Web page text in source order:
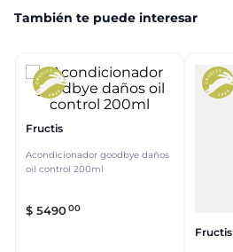
También te puede interesar
Fructis
Acondicionador goodbye daños
oil control 200ml
$ 549000
Fructis